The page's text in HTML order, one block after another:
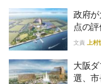
政府
点の
文責 上村
大阪
選、